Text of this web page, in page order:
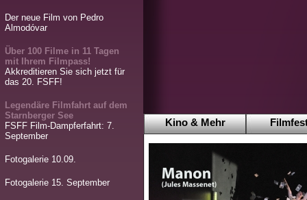
Der neue Film von Pedro
Almodóvar
Über 100 Filme in 11 Tagen
mit Ihrem Filmpass!
Akkreditieren Sie sich jetzt für
das 20. FSFF!
Legendäre Filmfahrt auf dem
Starnberger See
FSFF Film-Dampferfahrt: 7.
September
Fotogalerie 10.09.
Fotogalerie 15. September
Kino & Mehr